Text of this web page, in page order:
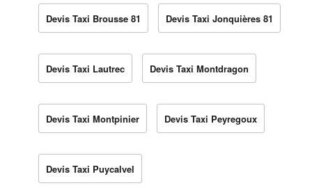
Devis Taxi Brousse 81 Devis Taxi Jonquières 81
Devis Taxi Lautrec Devis Taxi Montdragon
Devis Taxi Montpinier Devis Taxi Peyregoux
Devis Taxi Puycalvel